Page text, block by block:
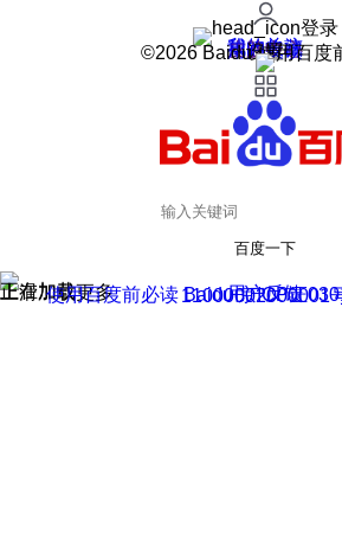
登录
我的关注
我的收藏
皮肤中心
用户反馈
设置
©2026 Baidu 使用百度
百度一下
正在加载
上滑加载更多 用户反馈
使用百度前必读 Baidu 京ICP证
京公网安备11000002000001